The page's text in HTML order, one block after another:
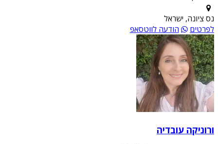
נס ציונה, ישראל
לפרטים
הודעה לווטסאפ
ורוניקה עובדיה